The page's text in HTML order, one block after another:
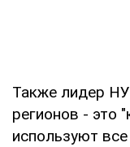
Также лидер
регионов - это
используют все